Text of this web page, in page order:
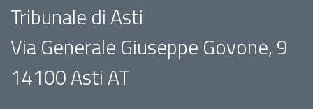
Tribunale di Asti
Via Generale Giuseppe Govone, 9
14100 Asti AT